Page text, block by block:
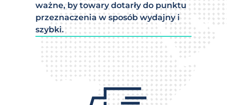
ważne, by towary dotarły do punktu
przeznaczenia w sposób wydajny i
szybki.